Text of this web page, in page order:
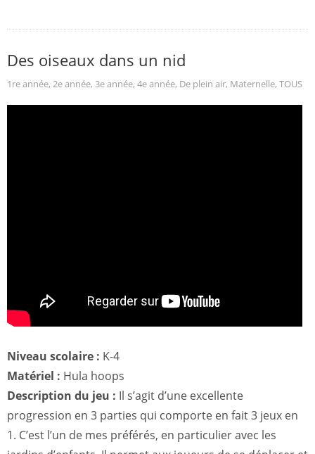
Des oiseaux dans un nid
1re année, 2e année, 3e année, 4e année, De plein air, Maternelle, TOUS
Niveau scolaire : K-4
Matériel : Hula hoops
Description du jeu : Il s’agit d’une excellente
progression en 3 parties qui comporte en fait 3 jeux en
1. C’est l’un de mes préférés, en particulier avec les